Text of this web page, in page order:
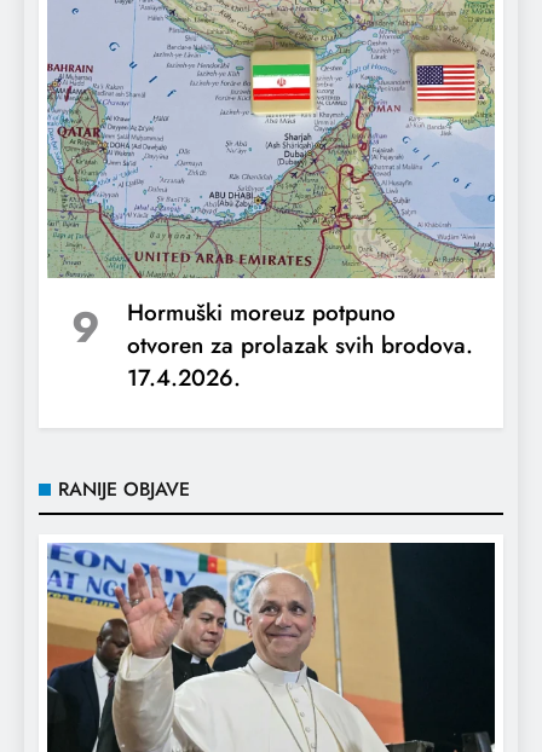
Amerikanci vratili sankcionisani kineski
brod iz Hormuškog moreuza
moreuza
9
Hormuški moreuz potpuno
otvoren za prolazak svih brodova.
17.4.2026.
RANIJE OBJAVE